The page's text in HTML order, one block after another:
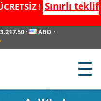
! Sınırlı teklif
· ABD ·
☰